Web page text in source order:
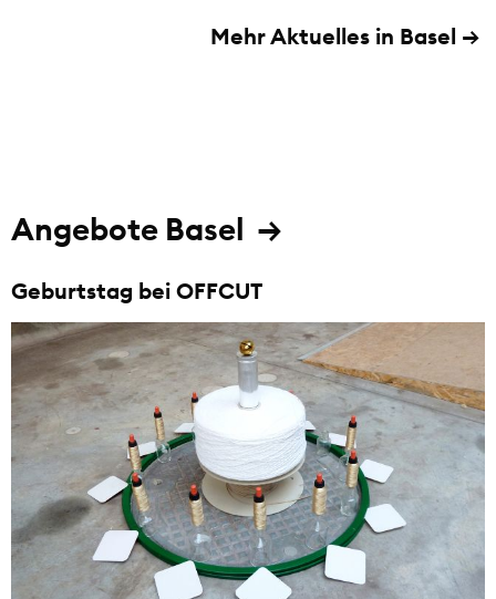
Mehr Aktuelles in Basel
Angebote Basel →
Geburtstag bei OFFCUT